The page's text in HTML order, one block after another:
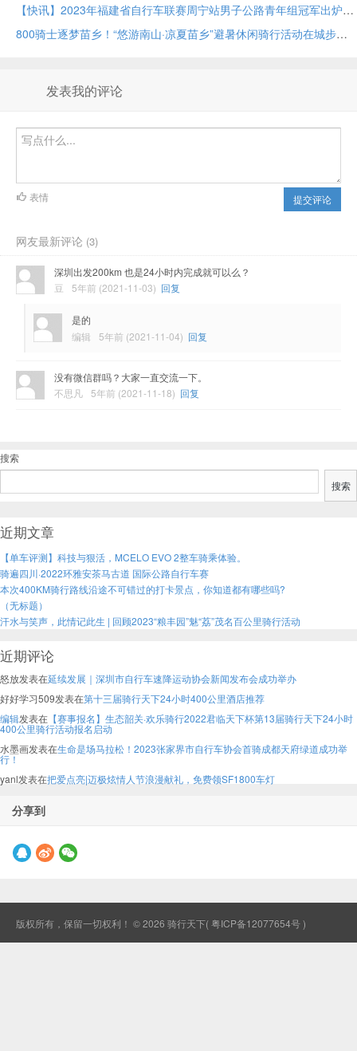
【快讯】2023年福建省自行车联赛周宁站男子公路青年组冠军出炉！
800骑士逐梦苗乡！“悠游南山·凉夏苗乡”避暑休闲骑行活动在城步苗族自治县举行！
发表我的评论
提交评论
表情
网友最新评论 (3)
深圳出发200km 也是24小时内完成就可以么？
豆
5年前 (2021-11-03) 回复
是的
编辑
5年前 (2021-11-04) 回复
没有微信群吗？大家一直交流一下。
不思凡
5年前 (2021-11-18) 回复
搜索
搜索
近期文章
【单车评测】科技与狠活，MCELO EVO 2整车骑乘体验。
骑遍四川·2022环雅安茶马古道 国际公路自行车赛
本次400KM骑行路线沿途不可错过的打卡景点，你知道都有哪些吗?
（无标题）
汗水与笑声，此情记此生 | 回顾2023“粮丰园”魅“荔”茂名百公里骑行活动
近期评论
怒放发表在延续发展｜深圳市自行车速降运动协会新闻发布会成功举办
好好学习509发表在第十三届骑行天下24小时400公里酒店推荐
编辑发表在 【赛事报名】生态韶关·欢乐骑行2022君临天下杯第13届骑行天下24小时
400公里骑行活动报名启动
水墨画发表在生命是场马拉松！2023张家界市自行车协会首骑成都天府绿道成功举
行！
yanl发表在把爱点亮|迈极炫情人节浪漫献礼，免费领SF1800车灯
分享到
版权所有，保留一切权利！ © 2026 骑行天下( 粤ICP备12077654号 )